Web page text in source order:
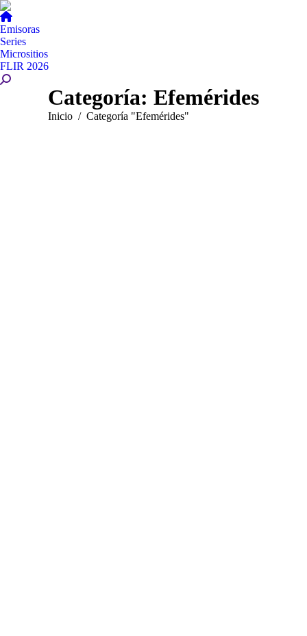
Emisoras
Series
Micrositios
FLIR 2026
Buscar:
Categoría: Efemérides
Estás aquí:
Inicio Categoría "Efemérides"